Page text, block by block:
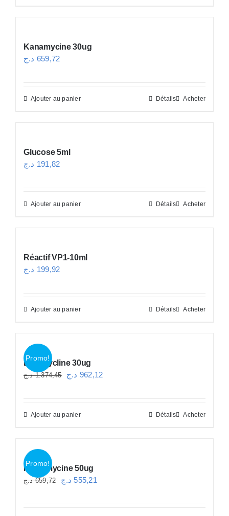
Kanamycine 30ug
659,72 د.ج
Ajouter au panier Acheter
Détails
Glucose 5ml
191,82 د.ج
Ajouter au panier Acheter
Détails
Réactif VP1-10ml
199,92 د.ج
Ajouter au panier Acheter
Détails
Promo!
Doxycycline 30ug
1.374,45 د.ج
Le
était :
962,12 د.ج
Le
Ajouter au panier Acheter
Détails
Promo!
Fosfomycine 50ug
659,72 د.ج
Le
555,21 د.ج